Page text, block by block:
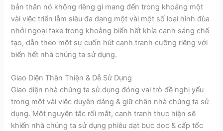
bản thân nó không riêng gì mang đến trong khoảng một
vài việc triển lẵm siêu đa dạng một vài một số loại hình đùa
nhởi ngoại fake trong khoảng biển hết khía cạnh sáng chế
tạo, dẫn theo một sự cuốn hút cạnh tranh cưỡng riêng với
biển hết nhà chúng ta sử dụng.
Giao Diện Thân Thiện & Dễ Sử Dụng
Giao diện nhà chúng ta sử dụng đóng vai trò đề nghị yếu
trong một vài việc duyên dáng & giữ chân nhà chúng ta sử
dụng. Một nguyên tắc rối mắt, cạnh tranh thực hiện sẽ
khiến nhà chúng ta sử dụng phiêu dạt bực dọc & cấp tốc